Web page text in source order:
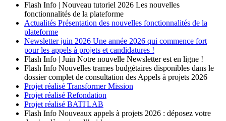
Flash Info | Nouveau tutoriel 2026 Les nouvelles
fonctionnalités de la plateforme
Actualités Présentation des nouvelles fonctionnalités de la
plateforme
Newsletter juin 2026 Une année 2026 qui commence fort
pour les appels à projets et candidatures !
Flash Info | Juin Notre nouvelle Newsletter est en ligne !
Flash Info Nouvelles trames budgétaires disponibles dans le
dossier complet de consultation des Appels à projets 2026
Projet réalisé Transformer Mission
Projet réalisé Refondation
Projet réalisé BATI'LAB
Flash Info Nouveaux appels à projets 2026 : déposez votre